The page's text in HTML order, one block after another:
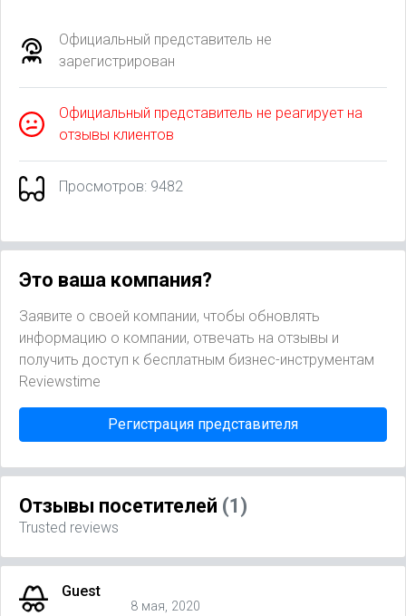
Официальный представитель не
зарегистрирован
Официальный представитель не реагирует на
отзывы клиентов
Просмотров: 9482
Это ваша компания?
Заявите о своей компании, чтобы обновлять
информацию о компании, отвечать на отзывы и
получить доступ к бесплатным бизнес-инструментам
Reviewstime
Регистрация представителя
Отзывы посетителей (1)
Trusted reviews
Guest
8 мая, 2020